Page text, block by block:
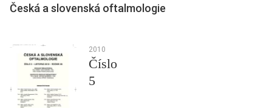
Česká a slovenská oftalmologie
2010
Číslo
5